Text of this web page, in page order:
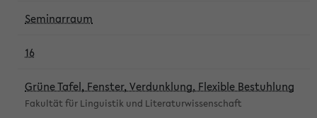
Seminarraum
16
Grüne Tafel, Fenster, Verdunklung, Flexible Bestuhlung
Fakultät für Linguistik und Literaturwissenschaft